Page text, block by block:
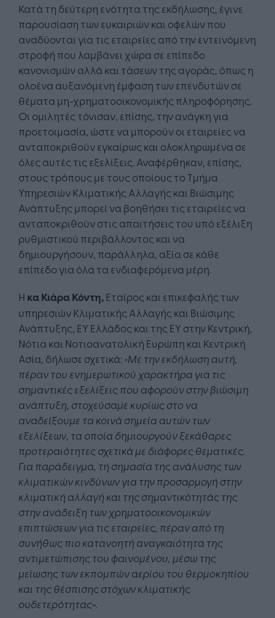
Κατά τη δεύτερη ενότητα της εκδήλωσης, έγινε
παρουσίαση των ευκαιριών και οφελών που
αναδύονται για τις εταιρείες από την εντεινόμενη
στροφή που λαμβάνει χώρα σε επίπεδο
κανονισμών αλλά και τάσεων της αγοράς, όπως η
ολοένα αυξανόμενη έμφαση των επενδυτών σε
θέματα μη-χρηματοοικονομικής πληροφόρησης.
Οι ομιλητές τόνισαν, επίσης, την ανάγκη για
προετοιμασία, ώστε να μπορούν οι εταιρείες να
ανταποκριθούν εγκαίρως και ολοκληρωμένα σε
όλες αυτές τις εξελίξεις. Αναφέρθηκαν, επίσης,
στους τρόπους με τους οποίους το Τμήμα
Υπηρεσιών Κλιματικής Αλλαγής και Βιώσιμης
Ανάπτυξης μπορεί να βοηθήσει τις εταιρείες να
ανταποκριθούν στις απαιτήσεις του υπό εξέλιξη
ρυθμιστικού περιβάλλοντος και να
δημιουργήσουν, παράλληλα, αξία σε κάθε
επίπεδο για όλα τα ενδιαφερόμενα μέρη.
Η κα Κιάρα Κόντη,Εταίρος και επικεφαλής των
υπηρεσιών Κλιματικής Αλλαγής και Βιώσιμης
Ανάπτυξης, ΕΥ Ελλάδος και της ΕΥ στην Κεντρική,
Νότια και Νοτιοανατολική Ευρώπη και Κεντρική
Ασία, δήλωσε σχετικά: «Με την εκδήλωση αυτή,
πέραν του ενημερωτικού χαρακτήρα για τις
σημαντικές εξελίξεις που αφορούν στην βιώσιμη
ανάπτυξη, στοχεύσαμε κυρίως στο να
αναδείξουμε τα κοινά σημεία αυτών των
εξελίξεων, τα οποία δημιουργούν ξεκάθαρες
προτεραιότητες σχετικά με διάφορες θεματικές.
Για παράδειγμα, τη σημασία της ανάλυσης των
κλιματικών κινδύνων για την προσαρμογή στην
κλιματική αλλαγή και της σημαντικότητάς της
στην ανάδειξη των χρηματοοικονομικών
επιπτώσεων για τις εταιρείες, πέραν από τη
συνήθως πιο κατανοητή αναγκαιότητα της
αντιμετώπισης του φαινομένου, μέσω της
μείωσης των εκπομπών αερίου του θερμοκηπίου
και της θέσπισης στόχων κλιματικής
ουδετερότητας».